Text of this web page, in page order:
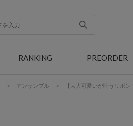
RANKING PREORDER
> アンサンブル > 【大人可愛いが叶うリボ